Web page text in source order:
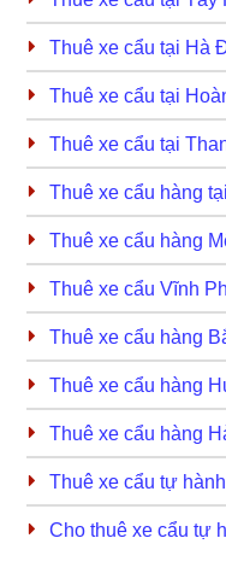
Thuê xe cẩu tại Hà
Thuê xe cẩu tại
Thuê xe cẩu tại
Thuê xe cẩu hàng
Thuê xe cẩu hàng
Thuê xe cẩu Vĩnh
Thuê xe cẩu hàng
Thuê xe cẩu hàng
Thuê xe cẩu hàng
Thuê xe cẩu tự
Cho thuê xe cẩu tự